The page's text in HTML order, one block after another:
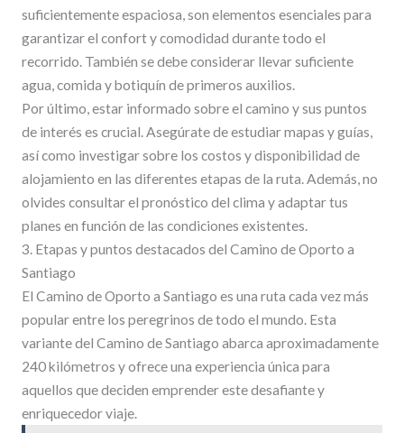
suficientemente espaciosa, son elementos esenciales para
garantizar el confort y comodidad durante todo el
recorrido. También se debe considerar llevar suficiente
agua, comida y botiquín de primeros auxilios.
Por último, estar informado sobre el camino y sus puntos
de interés es crucial. Asegúrate de estudiar mapas y guías,
así como investigar sobre los costos y disponibilidad de
alojamiento en las diferentes etapas de la ruta. Además, no
olvides consultar el pronóstico del clima y adaptar tus
planes en función de las condiciones existentes.
3. Etapas y puntos destacados del Camino de Oporto a
Santiago
El Camino de Oporto a Santiago es una ruta cada vez más
popular entre los peregrinos de todo el mundo. Esta
variante del Camino de Santiago abarca aproximadamente
240 kilómetros y ofrece una experiencia única para
aquellos que deciden emprender este desafiante y
enriquecedor viaje.